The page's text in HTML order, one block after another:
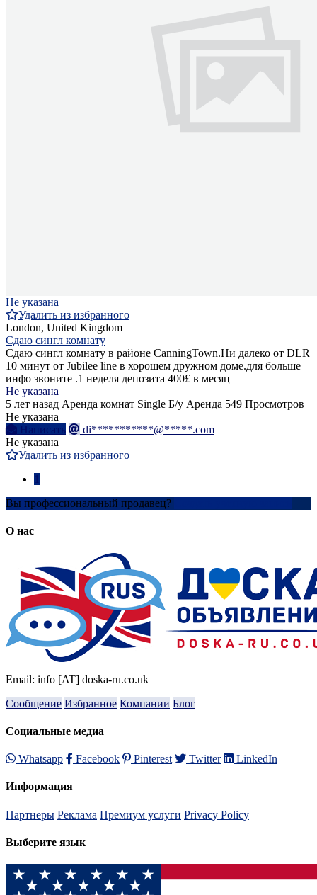
Не указана
Удалить из избранного
London, United Kingdom
Сдаю сингл комнату
Сдаю сингл комнату в районе CanningTown.Ни далеко от DLR
10 минут от Jubilee line в хорошем дружном доме.для больше
инфо звоните .1 неделя депозита 400£ в месяц
Не указана
5 лет назад Аренда комнат Single Б/у Аренда 549 Просмотров
Не указана
Написать
di***********@*****.com
Не указана
Удалить из избранного
Вы профессиональный продавец?
О нас
Email: info [AT] doska-ru.co.uk
Сообщение Избранное Компании Блог
Социальные медиа
Whatsapp Facebook Pinterest Twitter LinkedIn
Информация
Партнеры Реклама Премиум услуги Privacy Policy
Выберите язык